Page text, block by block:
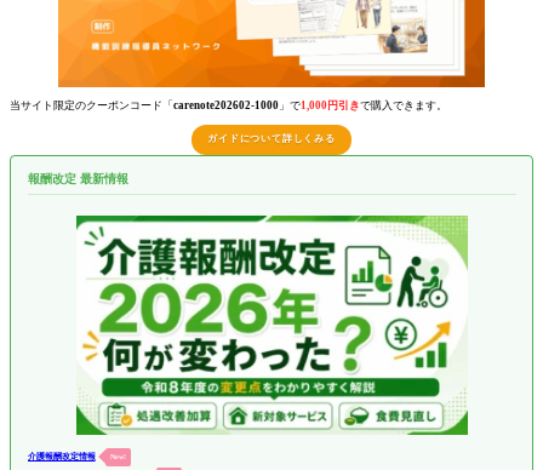
当サイト限定のクーポンコード「 carenote202602-1000 」で1,000円引きで購入できます。
ガイドについて詳しくみる
報酬改定 最新情報
介護報酬改定情報 New!